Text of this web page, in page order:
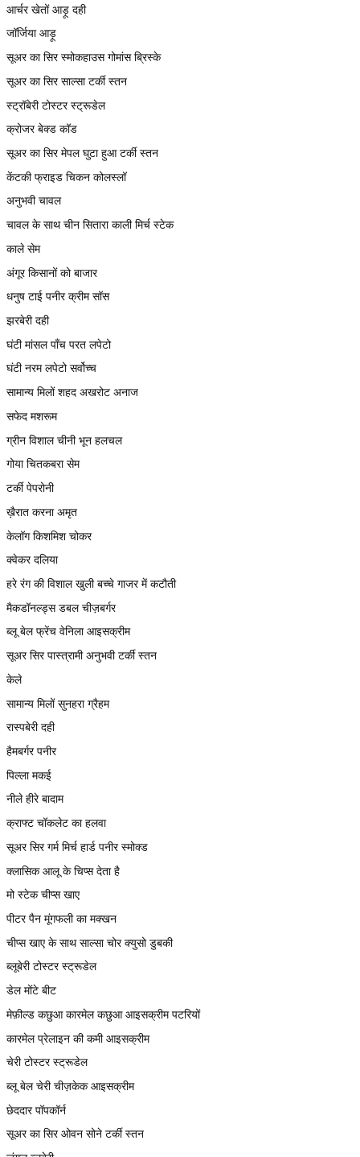
आर्चर खेतों आड़ू दही
जॉर्जिया आड़ू
सूअर का सिर स्मोकहाउस गोमांस ब्रिस्के
सूअर का सिर साल्सा टर्की स्तन
स्ट्रॉबेरी टोस्टर स्ट्रूडेल
क्रोजर बेक्ड कॉड
सूअर का सिर मेपल घुटा हुआ टर्की स्तन
केंटकी फ्राइड चिकन कोलस्लॉ
अनुभवी चावल
चावल के साथ चीन सितारा काली मिर्च स्टेक
काले सेम
अंगूर किसानों को बाजार
धनुष टाई पनीर क्रीम सॉस
झरबेरी दही
घंटी मांसल पाँच परत लपेटो
घंटी नरम लपेटो सर्वोच्च
सामान्य मिलों शहद अखरोट अनाज
सफेद मशरूम
ग्रीन विशाल चीनी भून हलचल
गोया चितकबरा सेम
टर्की पेपरोनी
ख़ैरात करना अमृत
केलॉग किशमिश चोकर
क्वेकर दलिया
हरे रंग की विशाल खुली बच्चे गाजर में कटौती
मैकडॉनल्ड्स डबल चीज़बर्गर
ब्लू बेल फ्रेंच वेनिला आइसक्रीम
सूअर सिर पास्त्रामी अनुभवी टर्की स्तन
केले
सामान्य मिलों सुनहरा ग्रैहम
रास्पबेरी दही
हैमबर्गर पनीर
पिल्ला मकई
नीले हीरे बादाम
क्राफ्ट चॉकलेट का हलवा
सूअर सिर गर्म मिर्च हार्ड पनीर स्मोक्ड
क्लासिक आलू के चिप्स देता है
मो स्टेक चीप्स खाए
पीटर पैन मूंगफली का मक्खन
चीप्स खाए के साथ साल्सा चोर क्युसो डुबकी
ब्लूबेरी टोस्टर स्ट्रूडेल
डेल मोंटे बीट
मेफ़ील्ड कछुआ कारमेल कछुआ आइसक्रीम पटरियों
कारमेल प्रेलाइन की कमी आइसक्रीम
चेरी टोस्टर स्ट्रूडेल
ब्लू बेल चेरी चीज़केक आइसक्रीम
छेददार पॉपकॉर्न
सूअर का सिर ओवन सोने टर्की स्तन